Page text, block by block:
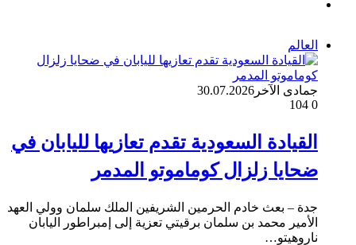
العالم
جمادى الآخر 30.07.2026
0
القيادة السعودية تقدم تعازيها لليابان في
ضحايا زلزال كوماموتو المدمر
جدة – بعث خادم الحرمين الشريفين الملك سلمان وولي العهد
الأمير محمد بن سلمان برقيتي تعزية إلى إمبراطور اليابان
ناروهيتو…